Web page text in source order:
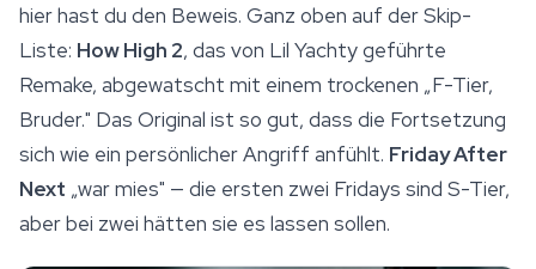
hier hast du den Beweis. Ganz oben auf der Skip-
Liste: How High 2, das von Lil Yachty geführte
Remake, abgewatscht mit einem trockenen „F-Tier,
Bruder." Das Original ist so gut, dass die Fortsetzung
sich wie ein persönlicher Angriff anfühlt. Friday After
Next „war mies" — die ersten zwei Fridays sind S-Tier,
aber bei zwei hätten sie es lassen sollen.